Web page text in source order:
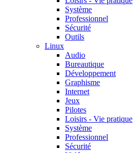
Système
Professionnel
Sécurité
Outils
Linux
Audio
Bureautique
Développement
Graphisme
Internet
Jeux
Pilotes
Loisirs - Vie pratique
Système
Professionnel
Sécurité